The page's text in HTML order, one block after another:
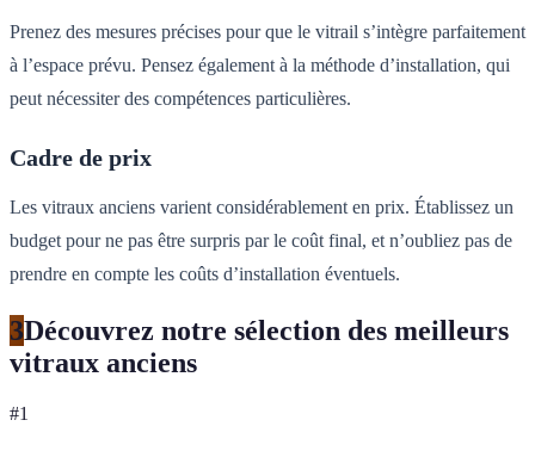
Prenez des mesures précises pour que le vitrail s’intègre parfaitement
à l’espace prévu. Pensez également à la méthode d’installation, qui
peut nécessiter des compétences particulières.
Cadre de prix
Les vitraux anciens varient considérablement en prix. Établissez un
budget pour ne pas être surpris par le coût final, et n’oubliez pas de
prendre en compte les coûts d’installation éventuels.
3Découvrez notre sélection des meilleurs
vitraux anciens
#1